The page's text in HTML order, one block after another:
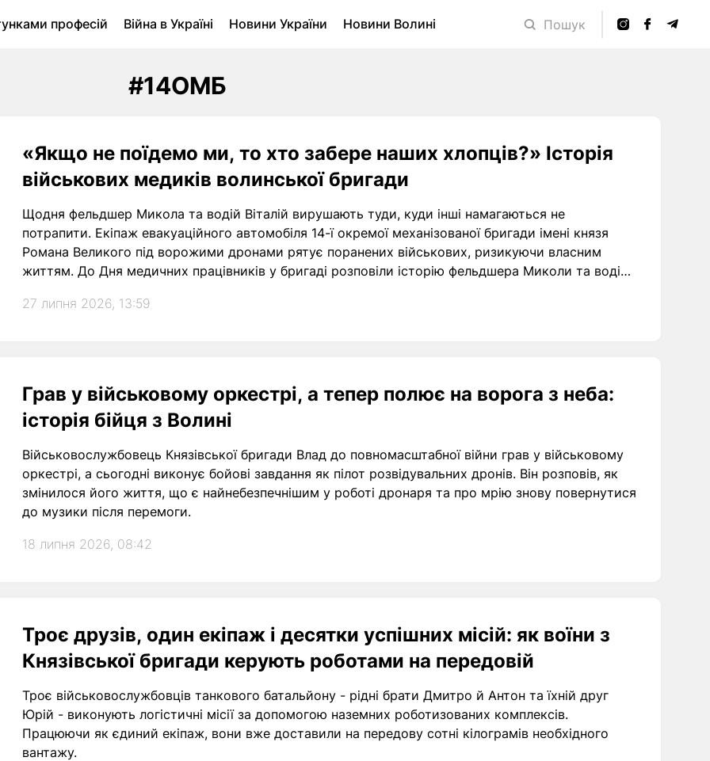
професій Війна в Україні Новини України
Новини Волині
Пошук
#14ОМБ
«Якщо не поїдемо ми, то хто забере наших хлопців?» Історія
військових медиків волинської бригади
Щодня фельдшер Микола та водій Віталій вирушають туди, куди інші намагаються не
потрапити. Екіпаж евакуаційного автомобіля 14-ї окремої механізованої бригади імені князя
Романа Великого під ворожими дронами рятує поранених військових, ризикуючи власним
життям. До Дня медичних працівників у бригаді розповіли історію фельдшера Миколи та водія
27 липня 2026, 13:59
Грав у військовому оркестрі, а тепер полює на ворога з неба:
історія бійця з Волині
Військовослужбовець Князівської бригади Влад до повномасштабної війни грав у військовому
оркестрі, а сьогодні виконує бойові завдання як пілот розвідувальних дронів. Він розповів, як
змінилося його життя, що є найнебезпечнішим у роботі дронаря та про мрію знову повернутися
до музики після перемоги.
18 липня 2026, 08:42
Троє друзів, один екіпаж і десятки успішних місій: як воїни з
Князівської бригади керують роботами на передовій
Троє військовослужбовців танкового батальйону - рідні брати Дмитро й Антон та їхній друг
Юрій - виконують логістичні місії за допомогою наземних роботизованих комплексів.
Працюючи як єдиний екіпаж, вони вже доставили на передову сотні кілограмів необхідного
вантажу.